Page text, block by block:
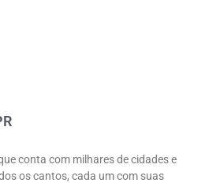
conta com milhares de cidades e
os cantos, cada um com suas